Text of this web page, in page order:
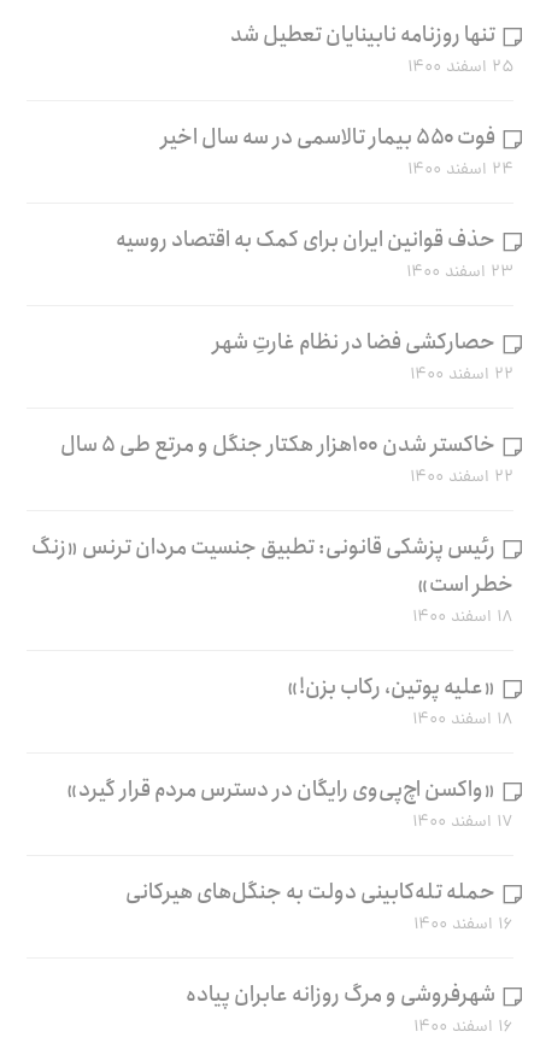
تنها روزنامه نابینایان تعطیل شد
۲۵ اسفند ۱۴۰۰
فوت ۵۵۰ بیمار تالاسمی در سه سال اخیر
۲۴ اسفند ۱۴۰۰
حذف قوانین ایران برای کمک به اقتصاد روسیه
۲۳ اسفند ۱۴۰۰
حصارکشی فضا در نظام غارتِ شهر
۲۲ اسفند ۱۴۰۰
خاکستر شدن ۱۰۰هزار هکتار جنگل و مرتع طی ۵ سال
۲۲ اسفند ۱۴۰۰
رئیس پزشکی قانونی: تطبیق جنسیت مردان ترنس «زنگ
خطر است»
۱۸ اسفند ۱۴۰۰
«علیه پوتین، رکاب بزن!»
۱۸ اسفند ۱۴۰۰
«واکسن اچ‌پی‌وی رایگان در دسترس مردم قرار گیرد»
۱۷ اسفند ۱۴۰۰
حمله تله‌کابینی دولت به جنگل‌های هیرکانی
۱۶ اسفند ۱۴۰۰
شهرفروشی و مرگ روزانه عابران پیاده
۱۶ اسفند ۱۴۰۰